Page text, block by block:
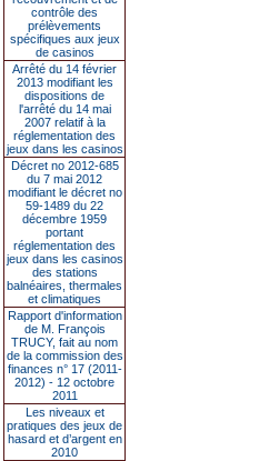
contrôle des
prélèvements
spécifiques aux jeux
de casinos
Arrêté du 14 février
2013 modifiant les
dispositions de
l'arrêté du 14 mai
2007 relatif à la
réglementation des
jeux dans les casinos
Décret no 2012-685
du 7 mai 2012
modifiant le décret no
59-1489 du 22
décembre 1959
portant
réglementation des
jeux dans les casinos
des stations
balnéaires, thermales
et climatiques
Rapport d'information
de M. François
TRUCY, fait au nom
de la commission des
finances n° 17 (2011-
2012) - 12 octobre
2011
Les niveaux et
pratiques des jeux de
hasard et d’argent en
2010